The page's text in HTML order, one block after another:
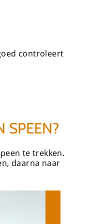
controleert
SPEEN?
te trekken.
daarna naar